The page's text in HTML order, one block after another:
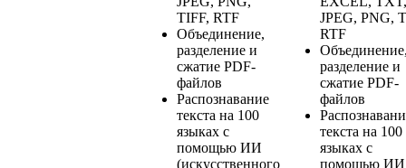
TIFF, RTF
Объединение,
разделение и
сжатие PDF-
файлов
Распознавание
текста на 100
языках с
помощью ИИ
(искусственного
JPEG, PNG,
RTF
разделение и
сжатие PDF-
файлов
текста на 100
языках с
помощью ИИ